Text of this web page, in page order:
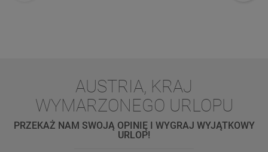
AUSTRIA, KRAJ
WYMARZONEGO URLOPU
PRZEKAŻ NAM SWOJĄ OPINIĘ I WYGRAJ WYJĄTKOWY
URLOP!